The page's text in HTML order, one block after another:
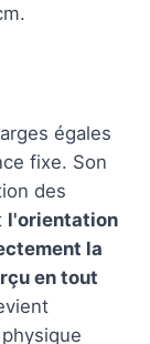
égales
fixe. Son
des
l'orientation
la
en tout